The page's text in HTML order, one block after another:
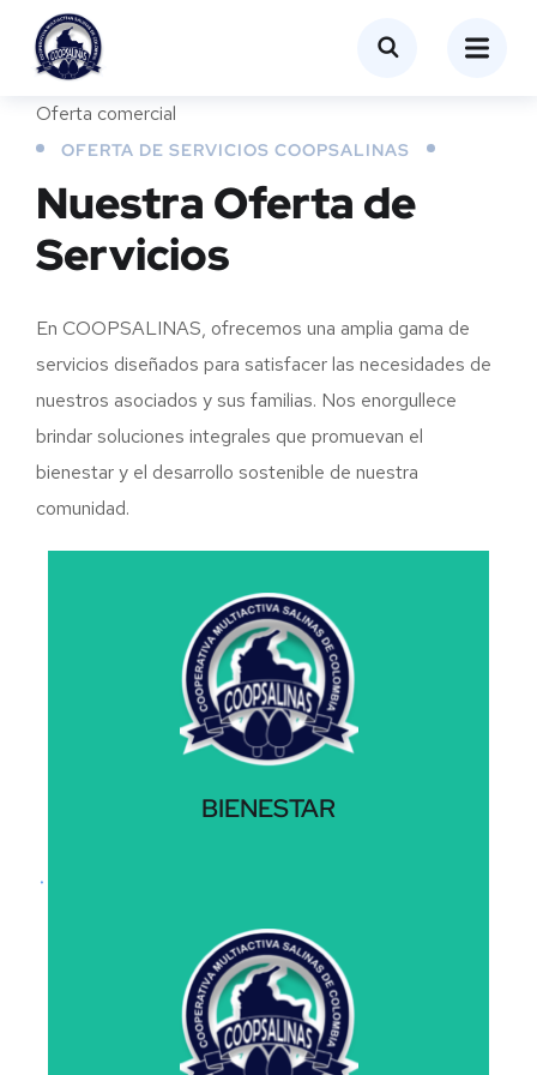
Oferta comercial
OFERTA DE SERVICIOS COOPSALINAS
Nuestra Oferta de
Servicios
En COOPSALINAS, ofrecemos una amplia gama de
servicios diseñados para satisfacer las necesidades de
nuestros asociados y sus familias. Nos enorgullece
brindar soluciones integrales que promuevan el
bienestar y el desarrollo sostenible de nuestra
comunidad.
BIENESTAR
de nuestros asociados y sus familias.
actividades recreativas y deportivas. Nuestro
compromiso es promover un ambiente
saludable y equilibrado, proporcionando los
recursos necesarios para el bienestar integral
de nuestra comunidad.
Saber más
educación y vivienda hasta créditos de
consumo y para negocios. Con tasas
competitivas y condiciones flexibles.
Saber más